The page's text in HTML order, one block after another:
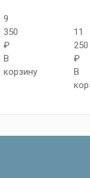
9
350
₽
В
корзину
11
250
₽
В